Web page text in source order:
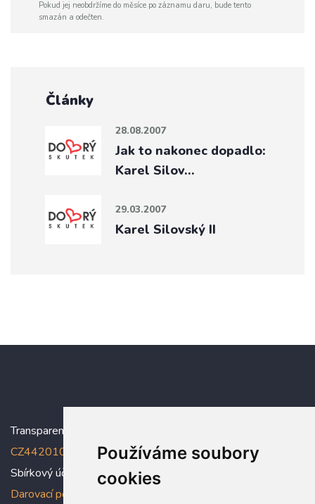
Používáme soubory
cookies
Pokud jej neobdržíme do měsíce po záznamu daru, bude tento
smazán a odečten.
Články
28.08.2007
Jak to nakonec dopadlo:
Karel Silov…
29.03.2007
Karel Silovský II
Transparentní účet:
CZ4420100000005005005006
Sbírkový účet: 5005005022/2010
Darovací podmínky